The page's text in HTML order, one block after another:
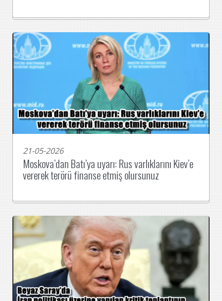
21-05-2026
Moskova’dan Batı’ya uyarı: Rus varlıklarını Kiev’e
vererek terörü finanse etmiş olursunuz